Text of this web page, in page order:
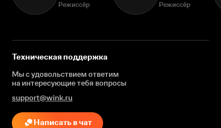
Режиссёр Режиссёр
Техническая поддержка
Мы с удовольствием ответим
на интересующиетебя вопросы
support@wink.ru
Написать в чат